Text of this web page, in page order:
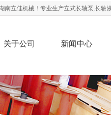
南立佳机械！专业生产立式长轴泵,长轴
关于公司 新闻中心